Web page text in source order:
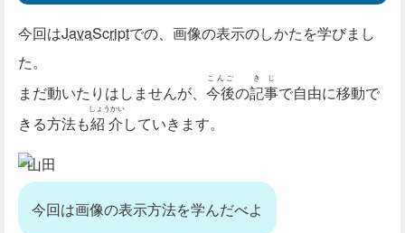
今回はJavaScriptでの、画像の表示のしかたを学びまし
た。
まだ動いたりはしませんが、 今後
こんご
の記事
きじ
で自由に移動で
きる方法も紹介
しょうかい
していきます。
山田
今回は画像の表示方法を学んだべよ